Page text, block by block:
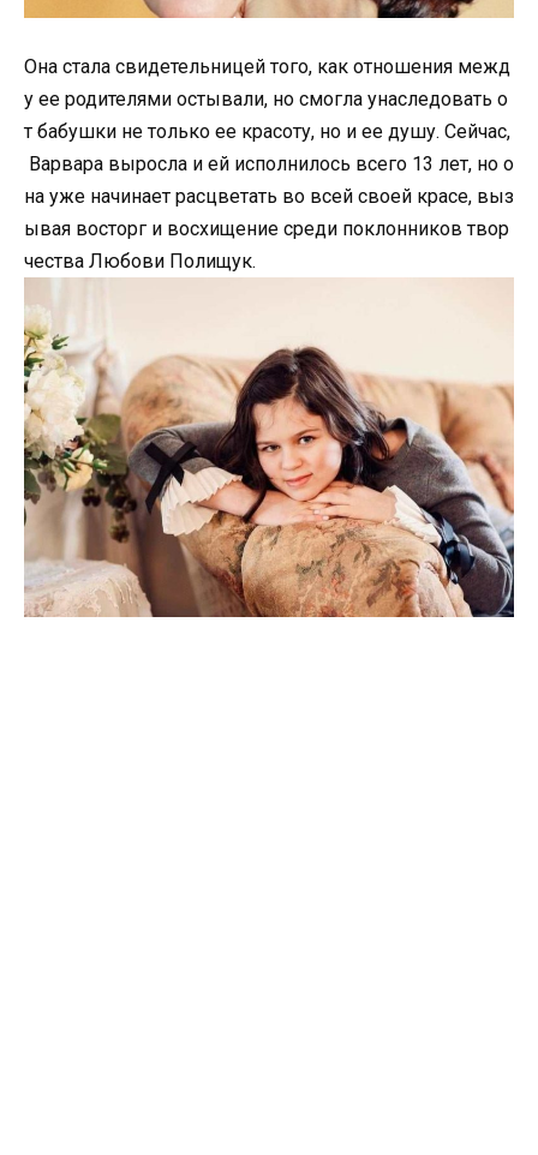
Она стала свидетельницей того, как отношения межд
у ее родителями остывали, но смогла унаследовать о
т бабушки не только ее красоту, но и ее душу. Сейчас,
Варвара выросла и ей исполнилось всего 13 лет, но о
на уже начинает расцветать во всей своей красе, выз
ывая восторг и восхищение среди поклонников твор
чества Любови Полищук.